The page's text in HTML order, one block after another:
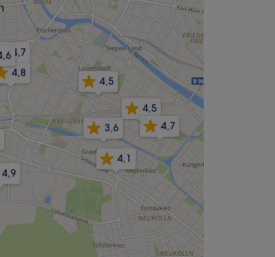
4,5
4,7
4,8
4,9
4,1
3,6
4,5
4,7